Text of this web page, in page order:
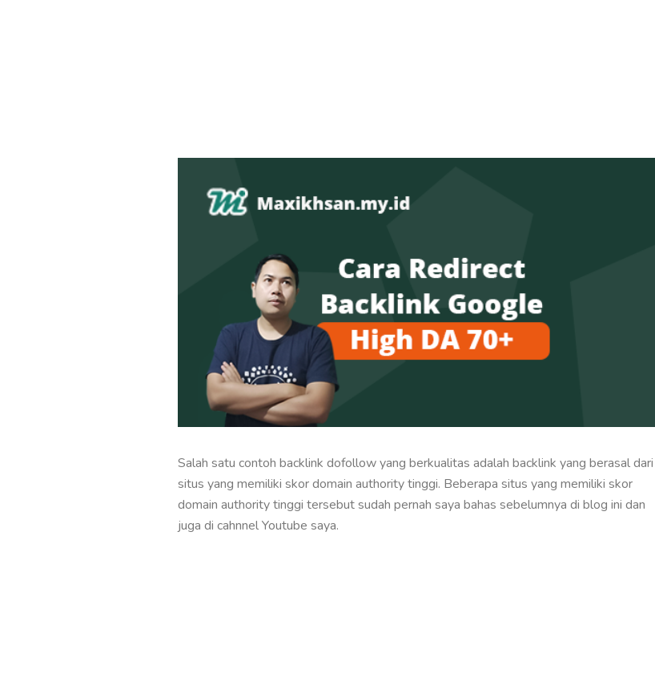
Salah satu contoh backlink dofollow yang berkualitas adalah backlink yang berasal dari
situs yang memiliki skor domain authority tinggi. Beberapa situs yang memiliki skor
domain authority tinggi tersebut sudah pernah saya bahas sebelumnya di blog ini dan
juga di cahnnel Youtube saya.